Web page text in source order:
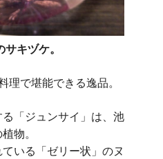
キヅケ。
理で堪能できる逸品。
「ジュンサイ」は、池
物。
いる「ゼリー状」のヌ